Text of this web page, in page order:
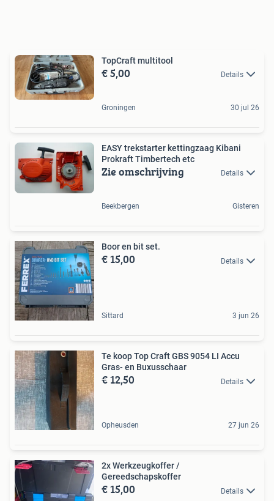
TopCraft multitool
€ 5,00 Details
Groningen 30 jul 26
EASY trekstarter kettingzaag Kibani
Prokraft Timbertech etc
Zie omschrijving Details
Beekbergen Gisteren
Boor en bit set.
€ 15,00 Details
Sittard 3 jun 26
Te koop Top Craft GBS 9054 LI Accu
Gras- en Buxusschaar
€ 12,50 Details
Opheusden 27 jun 26
2x Werkzeugkoffer /
Gereedschapskoffer
€ 15,00 Details